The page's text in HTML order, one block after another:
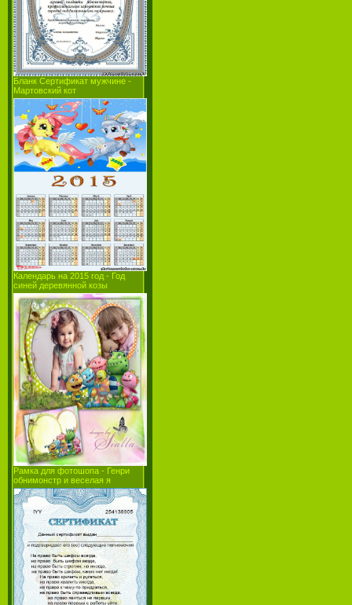
Бланк Сертификат мужчине -
Мартовский кот
Календарь на 2015 год - Год
синей деревянной козы
Рамка для фотошопа - Генри
обнимонстр и веселая я